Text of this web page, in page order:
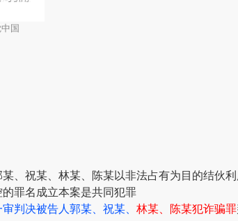
国
某、祝某、林某、陈某以非法占有为目的结伙利
罪名成立本案是共同犯罪
判决被告人郭某、 祝某、 林某、陈某犯诈骗罪